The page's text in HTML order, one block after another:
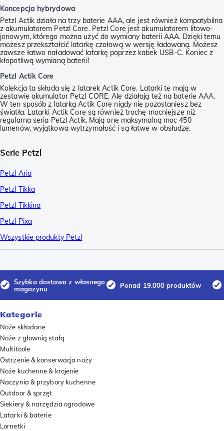
Koncepcja hybrydowa
Petzl Actik działa na trzy baterie AAA, ale jest również kompatybilna
z akumulatorem Petzl Core. Petzl Core jest akumulatorem litowo-
jonowym, którego można użyć do wymiany baterii AAA. Dzięki temu
możesz przekształcić latarkę czołową w wersję ładowaną. Możesz
zawsze łatwo naładować latarkę poprzez kabek USB-C. Koniec z
kłopotliwą wymianą baterii!
Petzl Actik Core
Kolekcja ta składa się z latarek Actik Core. Latarki te mają w
zestawie akumulator Petzl CORE. Ale działają też na baterie AAA.
W ten sposób z latarką Actik Core nigdy nie pozostaniesz bez
światła. Latarki Actik Core są również trochę mocniejsze niż
regularna seria Petzl Actik. Mają one maksymalną moc 450
lumenów, wyjątkowa wytrzymałość i są łatwe w obsłudze.
Serie Petzl
Petzl Aria
Petzl Tikka
Petzl Tikkina
Petzl Pixa
Wszystkie produkty Petzl
Szybka dostawa z własnego
magazynu
Ponad 19.000 produktów
Kategorie
Noże składane
Noże z głownią stałą
Multitoole
Ostrzenie & konserwacja noży
Noże kuchenne & krojenie
Naczynia & przybory kuchenne
Outdoor & sprzęt
Siekiery & narzędzia ogrodowe
Latarki & baterie
Lornetki